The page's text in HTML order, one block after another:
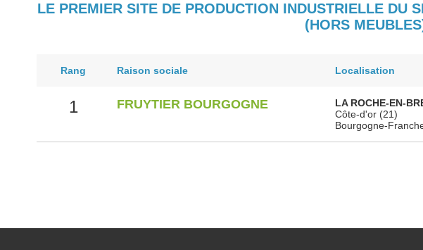
LE PREMIER SITE DE PRODUCTION INDUSTRIELLE DU
(HORS
Rang Raison sociale Localisation
1 FRUYTIER BOURGOGNE
LA ROCHE-EN-
Côte-d'or (21)
Bourgogne-